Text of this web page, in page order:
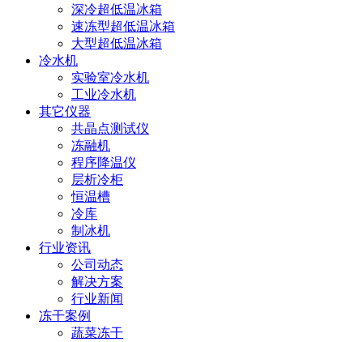
深冷超低温冰箱
速冻型超低温冰箱
大型超低温冰箱
冷水机
实验室冷水机
工业冷水机
其它仪器
共晶点测试仪
冻融机
程序降温仪
层析冷柜
恒温槽
冷库
制冰机
行业资讯
公司动态
解决方案
行业新闻
冻干案例
蔬菜冻干